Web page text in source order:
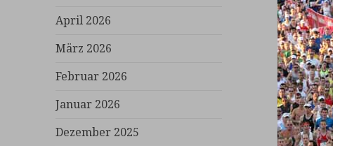
April 2026
März 2026
Februar 2026
Januar 2026
Dezember 2025